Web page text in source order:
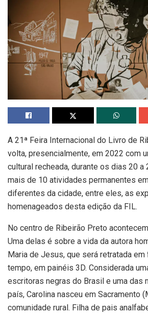
A 21ª Feira Internacional do Livro de
volta, presencialmente, em 2022 com
cultural recheada, durante os dias 20 a
mais de 10 atividades permanentes
diferentes da cidade, entre eles, as
homenageados desta edição da FIL.
No centro de Ribeirão Preto
Uma delas é sobre a vida da autora
Maria de Jesus, que será retratada
tempo, em painéis 3D. Considerada
escritoras negras do Brasil e uma das
país, Carolina nasceu em Sacramento
comunidade rural. Filha de pais